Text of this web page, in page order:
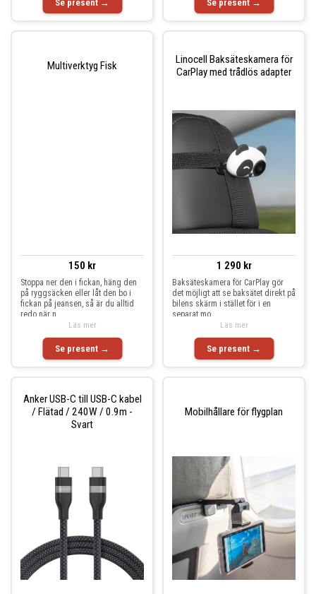
Se present → Se present →
Multiverktyg Fisk
150 kr
Stoppa ner den i fickan, häng den
på ryggsäcken eller låt den bo i
fickan på jeansen, så är du alltid
redo när n
Se present →
Läs mer
Linocell Baksäteskamera för
CarPlay med trådlös adapter
1 290 kr
Baksäteskamera för CarPlay gör
det möjligt att se baksätet direkt på
bilens skärm i stället för i en
separat mo
Se present →
Läs mer
Anker USB-C till USB-C kabel
/ Flätad / 240W / 0.9m -
Svart
Mobilhållare för flygplan